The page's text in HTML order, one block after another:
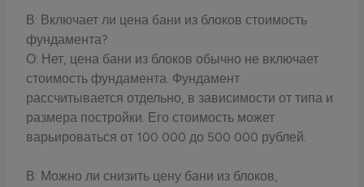
В: Включает ли цена бани из блоков стоимость
фундамента?
О: Нет, цена бани из блоков обычно не включает
стоимость фундамента. Фундамент
рассчитывается отдельно, в зависимости от типа и
размера постройки. Его стоимость может
варьироваться от 100 000 до 500 000 рублей.
В: Можно ли снизить цену бани из блоков,